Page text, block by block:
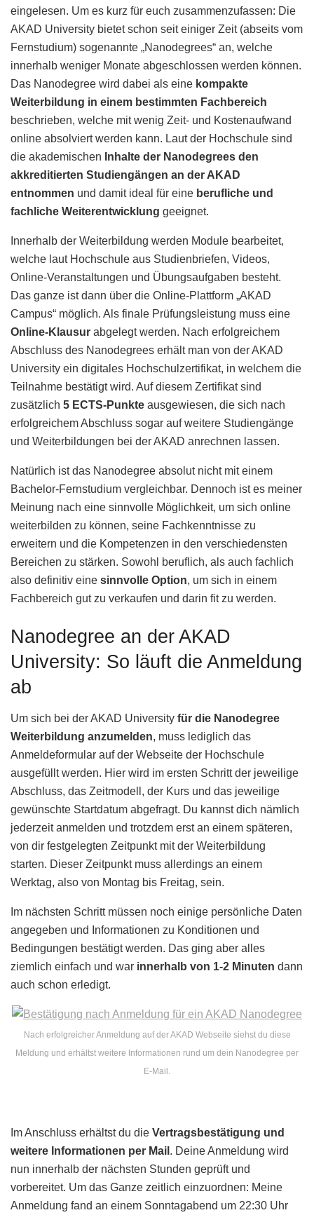
eingelesen. Um es kurz für euch zusammenzufassen: Die
AKAD University bietet schon seit einiger Zeit (abseits vom
Fernstudium) sogenannte „Nanodegrees“ an, welche
innerhalb weniger Monate abgeschlossen werden können.
Das Nanodegree wird dabei als eine kompakte
Weiterbildung in einem bestimmten Fachbereich
beschrieben, welche mit wenig Zeit- und Kostenaufwand
online absolviert werden kann. Laut der Hochschule sind
die akademischen Inhalte der Nanodegrees den
akkreditierten Studiengängen an der AKAD
entnommen und damit ideal für eine berufliche und
fachliche Weiterentwicklung geeignet.
Innerhalb der Weiterbildung werden Module bearbeitet,
welche laut Hochschule aus Studienbriefen, Videos,
Online-Veranstaltungen und Übungsaufgaben besteht.
Das ganze ist dann über die Online-Plattform „AKAD
Campus“ möglich. Als finale Prüfungsleistung muss eine
Online-Klausur abgelegt werden. Nach erfolgreichem
Abschluss des Nanodegrees erhält man von der AKAD
University ein digitales Hochschulzertifikat, in welchem die
Teilnahme bestätigt wird. Auf diesem Zertifikat sind
zusätzlich 5 ECTS-Punkte ausgewiesen, die sich nach
erfolgreichem Abschluss sogar auf weitere Studiengänge
und Weiterbildungen bei der AKAD anrechnen lassen.
Natürlich ist das Nanodegree absolut nicht mit einem
Bachelor-Fernstudium vergleichbar. Dennoch ist es meiner
Meinung nach eine sinnvolle Möglichkeit, um sich online
weiterbilden zu können, seine Fachkenntnisse zu
erweitern und die Kompetenzen in den verschiedensten
Bereichen zu stärken. Sowohl beruflich, als auch fachlich
also definitiv eine sinnvolle Option, um sich in einem
Fachbereich gut zu verkaufen und darin fit zu werden.
Nanodegree an der AKAD
University: So läuft die Anmeldung
ab
Um sich bei der AKAD University für die Nanodegree
Weiterbildung anzumelden, muss lediglich das
Anmeldeformular auf der Webseite der Hochschule
ausgefüllt werden. Hier wird im ersten Schritt der jeweilige
Abschluss, das Zeitmodell, der Kurs und das jeweilige
gewünschte Startdatum abgefragt. Du kannst dich nämlich
jederzeit anmelden und trotzdem erst an einem späteren,
von dir festgelegten Zeitpunkt mit der Weiterbildung
starten. Dieser Zeitpunkt muss allerdings an einem
Werktag, also von Montag bis Freitag, sein.
Im nächsten Schritt müssen noch einige persönliche Daten
angegeben und Informationen zu Konditionen und
Bedingungen bestätigt werden. Das ging aber alles
ziemlich einfach und war innerhalb von 1-2 Minuten dann
auch schon erledigt.
Nach erfolgreicher Anmeldung auf der AKAD Webseite siehst du diese
Meldung und erhältst weitere Informationen rund um dein Nanodegree per
E-Mail.
Im Anschluss erhältst du die Vertragsbestätigung und
weitere Informationen per Mail . Deine Anmeldung wird
nun innerhalb der nächsten Stunden geprüft und
vorbereitet. Um das Ganze zeitlich einzuordnen: Meine
Anmeldung fand an einem Sonntagabend um 22:30 Uhr